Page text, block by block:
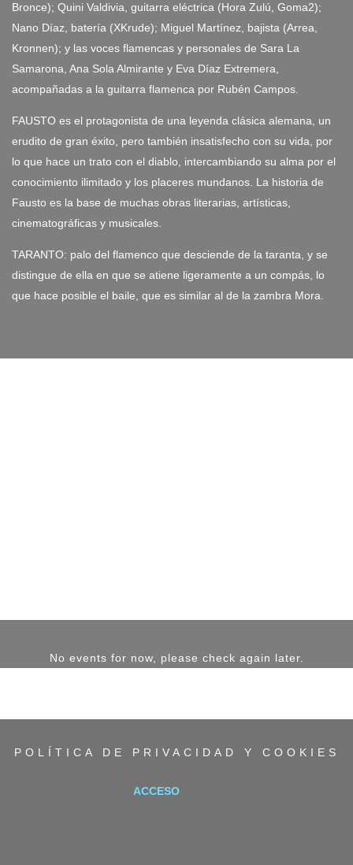
Bronce); Quini Valdivia, guitarra eléctrica (Hora Zulú, Goma2);
Nano Díaz, batería (XKrude); Miguel Martínez, bajista (Arrea,
Kronnen); y las voces flamencas y personales de Sara La
Samarona, Ana Sola Almirante y Eva Díaz Extremera,
acompañadas a la guitarra flamenca por Rubén Campos.
FAUSTO es el protagonista de una leyenda clásica alemana, un
erudito de gran éxito, pero también insatisfecho con su vida, por
lo que hace un trato con el diablo, intercambiando su alma por el
conocimiento ilimitado y los placeres mundanos. La historia de
Fausto es la base de muchas obras literarias, artísticas,
cinematográficas y musicales.
TARANTO: palo del flamenco que desciende de la taranta, y se
distingue de ella en que se atiene ligeramente a un compás, lo
que hace posible el baile, que es similar al de la zambra Mora.
No events for now, please check again later.
POLÍTICA DE PRIVACIDAD Y COOKIES
ACCESO